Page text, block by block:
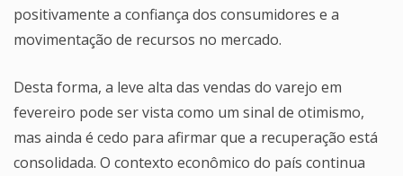
positivamente a confiança dos consumidores e a
movimentação de recursos no mercado.
Desta forma, a leve alta das vendas do varejo em
fevereiro pode ser vista como um sinal de otimismo,
mas ainda é cedo para afirmar que a recuperação está
consolidada. O contexto econômico do país continua